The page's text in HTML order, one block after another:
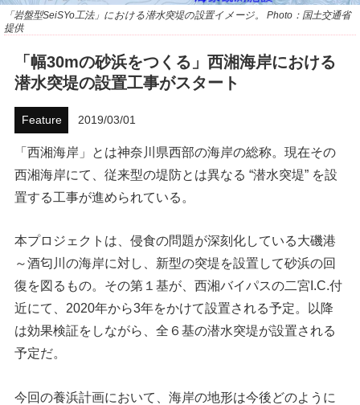
「岩盤型SeiSYo工法」における潜水突堤の設置イメージ。 Photo：国土交通省
提供
「幅30mの砂浜をつくる」西湘海岸における
潜水突堤の設置工事がスタート
Feature 2019/03/01
「西湘海岸」とは神奈川県西部の海岸の総称。現在その
西湘海岸にて、従来型の堤防とは異なる “潜水突堤” を設
置する工事が進められている。
本プロジェクトは、侵食の問題が深刻化している大磯港
～酒匂川の海岸に対し、新型の突堤を設置して砂浜の回
復を図るもの。その第１基が、西湘バイパスの二宮I.C.付
近にて、2020年から3年をかけて設置される予定。以降
は効果検証をしながら、全６基の潜水突堤が設置される
予定だ。
今回の養浜計画において、海岸の地形は今後どのように
特集
試合
ウェストジャパン